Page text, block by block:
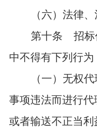
（六）法律
第十条
招
中不得有下列行为
（一）无权
事项违法而进行
或者输送不正当利